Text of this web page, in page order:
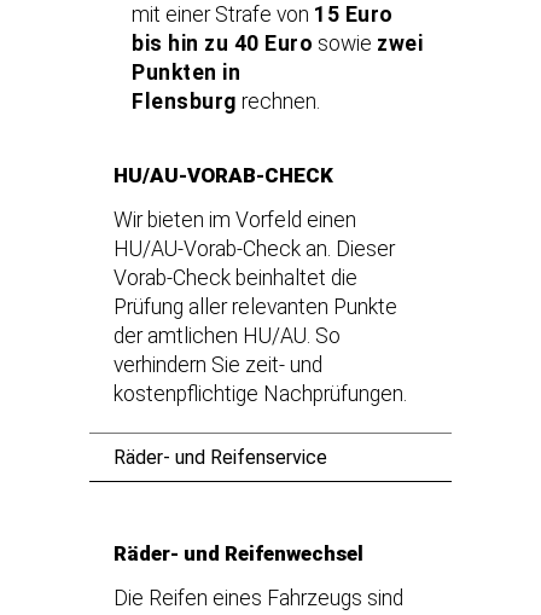
mit einer Strafe von 15 Euro
bis hin zu 40 Euro sowie zwei
Punkten in
Flensburg rechnen.
HU/AU-VORAB-CHECK
Wir bieten im Vorfeld einen
HU/AU-Vorab-Check an. Dieser
Vorab-Check beinhaltet die
Prüfung aller relevanten Punkte
der amtlichen HU/AU. So
verhindern Sie zeit- und
kostenpflichtige Nachprüfungen.
Räder- und Reifenservice
Räder- und Reifenwechsel
Die Reifen eines Fahrzeugs sind